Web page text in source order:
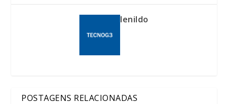
lenildo
POSTAGENS RELACIONADAS